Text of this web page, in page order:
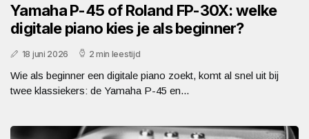
Yamaha P-45 of Roland FP-30X: welke
digitale piano kies je als beginner?
18 juni 2026 2 min leestijd
Wie als beginner een digitale piano zoekt, komt al snel uit bij
twee klassiekers: de Yamaha P-45 en...